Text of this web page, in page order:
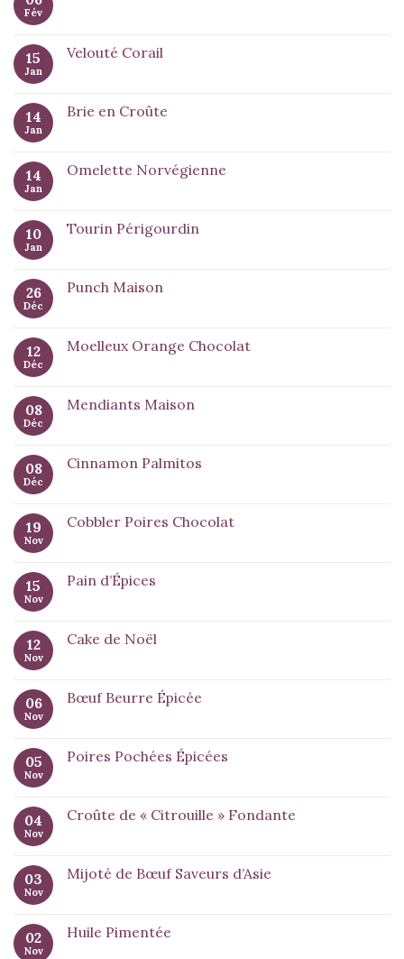
Fév
15
Jan
Velouté Corail
14
Jan
Brie en Croûte
14
Jan
Omelette Norvégienne
10
Jan
Tourin Périgourdin
26
Déc
Punch Maison
12
Déc
Moelleux Orange Chocolat
08
Déc
Mendiants Maison
08
Déc
Cinnamon Palmitos
19
Nov
Cobbler Poires Chocolat
15
Nov
Pain d’Épices
12
Nov
Cake de Noël
06
Nov
Bœuf Beurre Épicée
05
Nov
Poires Pochées Épicées
04
Nov
Croûte de « Citrouille » Fondante
03
Nov
Mijoté de Bœuf Saveurs d’Asie
02
Nov
Huile Pimentée